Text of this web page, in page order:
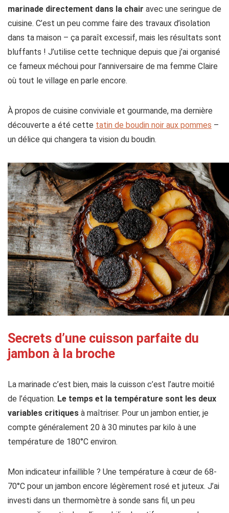
marinade directement dans la chair avec une seringue de
cuisine. C’est un peu comme faire des travaux d’isolation
dans ta maison – ça paraît excessif, mais les résultats sont
bluffants ! J’utilise cette technique depuis que j’ai organisé
ce fameux méchoui pour l’anniversaire de ma femme Claire
où tout le village en parle encore.
À propos de cuisine conviviale et gourmande, ma dernière
découverte a été cette tatin de boudin noir aux pommes –
un délice qui changera ta vision du boudin.
Secrets d’une cuisson parfaite du
jambon à la broche
La marinade c’est bien, mais la cuisson c’est l’autre moitié
de l’équation. Le temps et la température sont les deux
variables critiques à maîtriser. Pour un jambon entier, je
compte généralement 20 à 30 minutes par kilo à une
température de 180°C environ.
Mon indicateur infaillible ? Une température à cœur de 68-
70°C pour un jambon encore légèrement rosé et juteux. J’ai
investi dans un thermomètre à sonde sans fil, un peu